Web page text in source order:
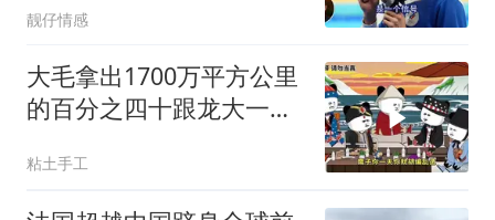
靓仔情感
大毛拿出1700万平方公里
的百分之四十跟龙大一起
粘土手工